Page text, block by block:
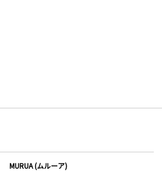
MURUA (ムルーア)